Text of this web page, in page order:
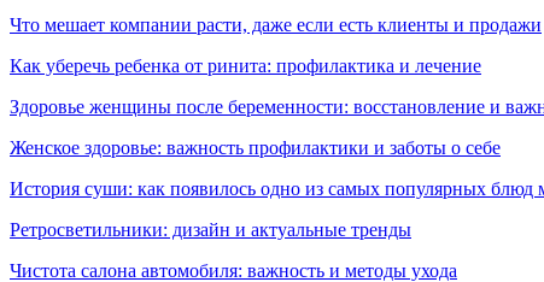
Что мешает компании расти, даже если есть клиенты и продажи
Как уберечь ребенка от ринита: профилактика и лечение
Здоровье женщины после беременности: восстановление и
Женское здоровье: важность профилактики и заботы о себе
История суши: как появилось одно из самых популярных блюд
Ретросветильники: дизайн и актуальные тренды
Чистота салона автомобиля: важность и методы ухода